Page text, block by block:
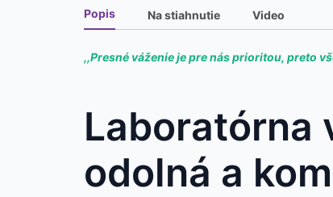
Popis Na stiahnutie Video
,,Presné váženie je pre nás prioritou, preto
Laboratórna
odolná a